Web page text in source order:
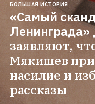
БОЛЬШАЯ ИСТОРИЯ
«Самый
Ленинграда»
заявляют,
Мякишев
насилие и
рассказы